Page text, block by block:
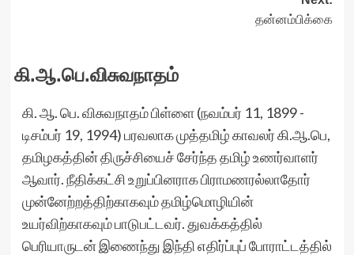
தன்னம்பிக்கை
கி.ஆ.பெ.விசுவநாதம்
கி. ஆ. பெ. விசுவநாதம் பிள்ளை (நவம்பர் 11, 1899 -
டிசம்பர் 19, 1994) பரவலாக முத்தமிழ் காவலர் கி.ஆ.பெ,
தமிழகத்தின் திருச்சியைச் சேர்ந்த தமிழ் உணர்வாளர்
ஆவார். நீதிக்கட்சி உறுப்பினராக பிராமணரல்லாதோர்
முன்னேற்றத்திற்காகவும் தமிழ்மொழியின்
உயர்விற்காகவும் பாடுபட்டவர். துவக்கத்தில்
பெரியாருடன் இணைந்து இந்தி எதிர்ப்புப் போராட்டத்தில்